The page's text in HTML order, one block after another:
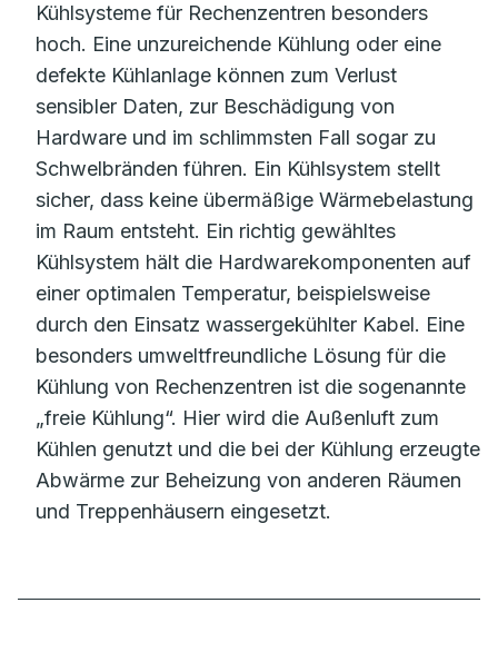
Kühlsysteme für Rechenzentren besonders
hoch. Eine unzureichende Kühlung oder eine
defekte Kühlanlage können zum Verlust
sensibler Daten, zur Beschädigung von
Hardware und im schlimmsten Fall sogar zu
Schwelbränden führen. Ein Kühlsystem stellt
sicher, dass keine übermäßige Wärmebelastung
im Raum entsteht. Ein richtig gewähltes
Kühlsystem hält die Hardwarekomponenten auf
einer optimalen Temperatur, beispielsweise
durch den Einsatz wassergekühlter Kabel. Eine
besonders umweltfreundliche Lösung für die
Kühlung von Rechenzentren ist die sogenannte
„freie Kühlung“. Hier wird die Außenluft zum
Kühlen genutzt und die bei der Kühlung erzeugte
Abwärme zur Beheizung von anderen Räumen
und Treppenhäusern eingesetzt.